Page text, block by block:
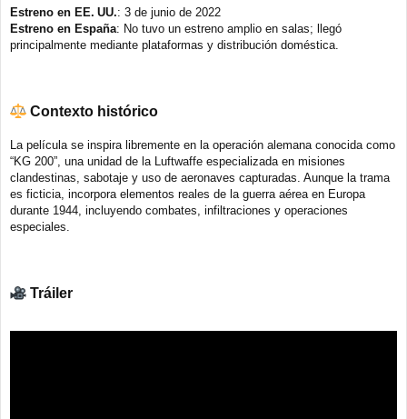
Estreno en EE. UU.: 3 de junio de 2022
Estreno en España: No tuvo un estreno amplio en salas; llegó
principalmente mediante plataformas y distribución doméstica.
Contexto histórico
La película se inspira libremente en la operación alemana conocida como
“KG 200”, una unidad de la Luftwaffe especializada en misiones
clandestinas, sabotaje y uso de aeronaves capturadas. Aunque la trama
es ficticia, incorpora elementos reales de la guerra aérea en Europa
durante 1944, incluyendo combates, infiltraciones y operaciones
especiales.
Tráiler